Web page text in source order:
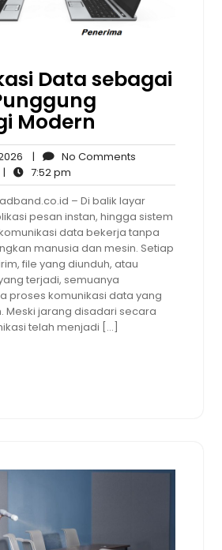
Data sebagai
Modern
January
30,
2026
| No Comments
Arvin
| 7:52 pm
pm
– Di balik layar
pesan instan, hingga sistem
data bekerja tanpa
manusia dan mesin. Setiap
file yang diunduh, atau
terjadi, semuanya
proses komunikasi data yang
Meski jarang disadari secara
telah menjadi […]